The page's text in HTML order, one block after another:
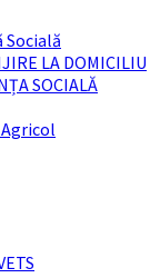
Socială
LA DOMICILIU
SOCIALĂ